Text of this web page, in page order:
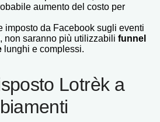
aumento del costo per
imposto da Facebook sugli eventi
non saranno più utilizzabili funnel
lunghi e complessi.
Lotrèk a